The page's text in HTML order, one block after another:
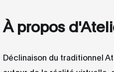
À propos
Déclinaison du traditionnel